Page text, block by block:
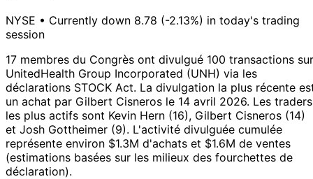
NYSE • Currently down 8.78 (-2.13%) in today's trading
session
17 membres du Congrès ont divulgué 100 transactions sur
UnitedHealth Group Incorporated (UNH) via les
déclarations STOCK Act. La divulgation la plus récente
un achat par Gilbert Cisneros le 14 avril 2026. Les traders
les plus actifs sont Kevin Hern (16), Gilbert Cisneros (14)
et Josh Gottheimer (9). L'activité divulguée cumulée
représente environ $1.3M d'achats et $1.6M de ventes
(estimations basées sur les milieux des fourchettes de
déclaration).